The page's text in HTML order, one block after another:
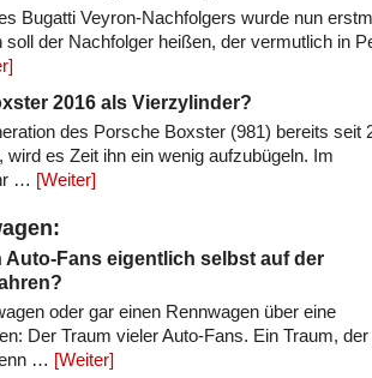
Bugatti Veyron-Nachfolgers wurde nun
soll der Nachfolger heißen, der vermutlich in
2016 als Vierzylinder?
des Porsche Boxster (981) bereits seit
wird es Zeit ihn ein wenig aufzubügeln. Im
… [Weiter]
Auto-Fans eigentlich selbst auf der
oder gar einen Rennwagen über eine
Der Traum vieler Auto-Fans. Ein Traum,
… [Weiter]